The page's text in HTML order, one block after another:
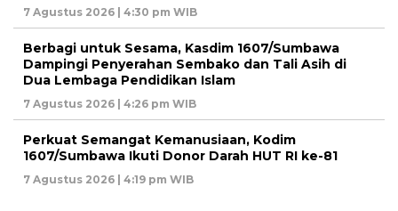
7 Agustus 2026 | 4:30 pm WIB
Berbagi untuk Sesama, Kasdim 1607/Sumbawa
Dampingi Penyerahan Sembako dan Tali Asih di
Dua Lembaga Pendidikan Islam
7 Agustus 2026 | 4:26 pm WIB
Perkuat Semangat Kemanusiaan, Kodim
1607/Sumbawa Ikuti Donor Darah HUT RI ke-81
7 Agustus 2026 | 4:19 pm WIB